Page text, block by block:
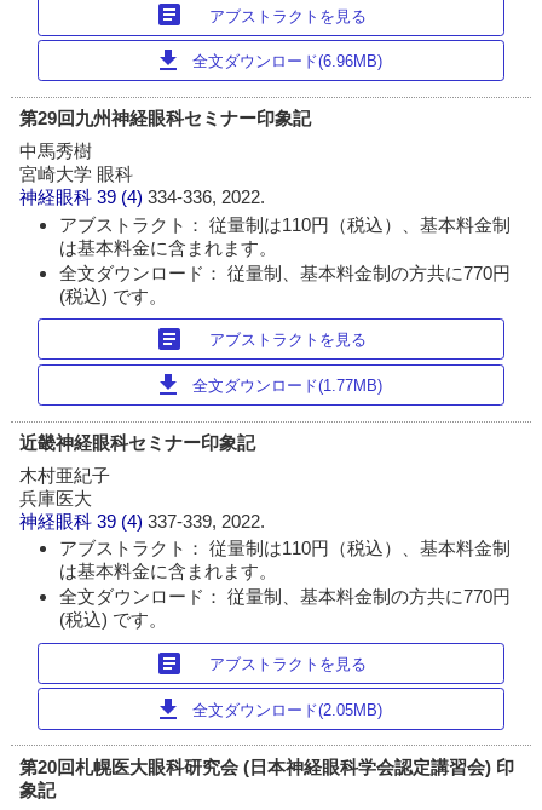
article アブストラクトを見る
download 全文ダウンロード(6.96MB)
第29回九州神経眼科セミナー印象記
中馬秀樹
宮崎大学 眼科
神経眼科 39 (4)334-336, 2022.
アブストラクト： 従量制は110円（税込）、基本料金制
は基本料金に含まれます。
全文ダウンロード： 従量制、基本料金制の方共に770円
(税込) です。
article アブストラクトを見る
download 全文ダウンロード(1.77MB)
近畿神経眼科セミナー印象記
木村亜紀子
兵庫医大
神経眼科 39 (4)337-339, 2022.
アブストラクト： 従量制は110円（税込）、基本料金制
は基本料金に含まれます。
全文ダウンロード： 従量制、基本料金制の方共に770円
(税込) です。
article アブストラクトを見る
download 全文ダウンロード(2.05MB)
第20回札幌医大眼科研究会 (日本神経眼科学会認定講習会) 印
象記